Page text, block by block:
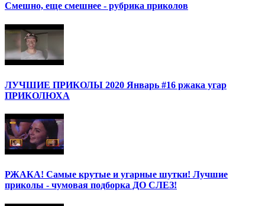
Смешно, еще смешнее - рубрика приколов
ЛУЧШИЕ ПРИКОЛЫ 2020 Январь #16 ржака угар
ПРИКОЛЮХА
РЖАКА! Самые крутые и угарные шутки! Лучшие
приколы - чумовая подборка ДО СЛЕЗ!